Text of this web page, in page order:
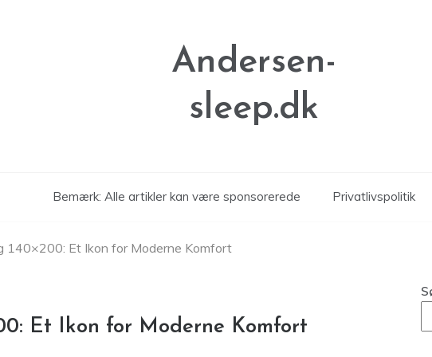
Andersen-
sleep.dk
Bemærk: Alle artikler kan være sponsorerede Privatlivspolitik
140×200: Et Ikon for Moderne Komfort
Et Ikon for Moderne Komfort